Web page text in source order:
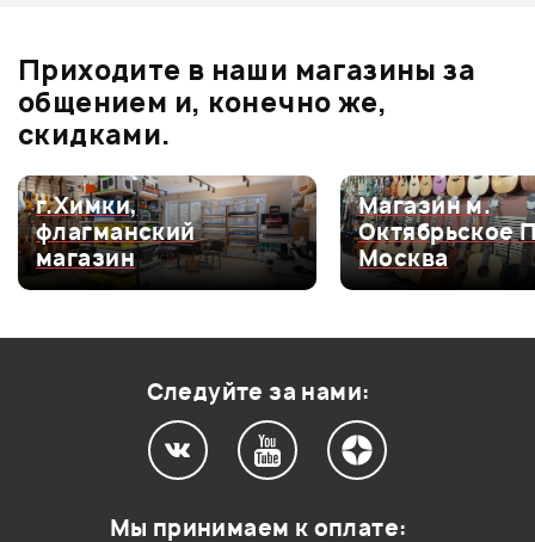
0.0
Оценка5
0
Оценка4
0
Оценка3
0
Приходите в наши магазины за
общением и, конечно же,
скидками.
г.Химки,
флагманский
магазин
Магазин м.
Октябрьское
Москва
Следуйте за нами:
Мы принимаем к оплате: